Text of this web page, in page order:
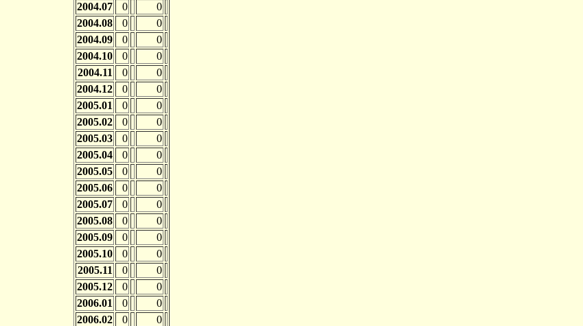
2004.07
0
0
2004.08
0
0
2004.09
0
0
2004.10
0
0
2004.11
0
0
2004.12
0
0
2005.01
0
0
2005.02
0
0
2005.03
0
0
2005.04
0
0
2005.05
0
0
2005.06
0
0
2005.07
0
0
2005.08
0
0
2005.09
0
0
2005.10
0
0
2005.11
0
0
2005.12
0
0
2006.01
0
0
2006.02
0
0